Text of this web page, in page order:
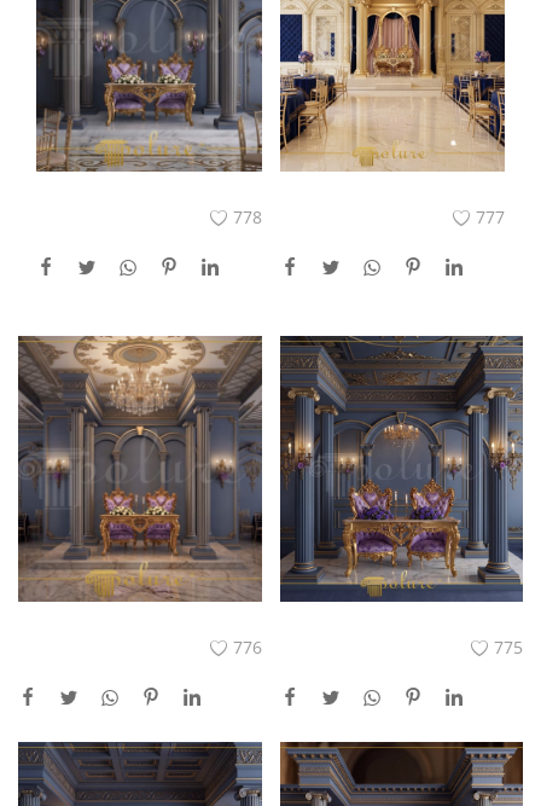
778 777
776 775